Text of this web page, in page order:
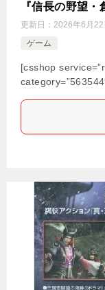
『信長の野望
更新日： 2026年6月22
ゲーム
[csshop